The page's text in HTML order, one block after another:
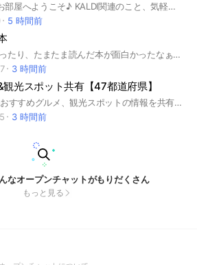
KALDI好きのお部屋へようこそ♪ KALDI関連のこと、気軽に情報交換したり、お話しいたしましょう♬ KALDI商品の最新情報や限定イベント、商品の投稿、商品を使ったお料理、アレンジレシピなど、写真も多く掲載していっております。 KALDI情報がよく分かりますよ。 入室時には、オリジナル画像でのアイコン設定・お部屋のルールの一読をお願いしております。 #KALDI #カルディ #KALDI商品情報 #KALDI最新情報 #KALDI商品でのお料理投稿 #KALDI商品でのアレンジレシピ #KALDIの情報が良くわかる #KALDI好き #KALDIフリーク #気軽なトーク
5 時間前
読書が趣味だったり、たまたま読んだ本が面白かったなぁ。 誰かに知ってもらいたいなぁ。 この本について語りたいなぁという方大募集です！ 出入り自由です、お気軽にご参加ください。最初に大事なノートからルールの把握をお願いします！
3 時間前
光スポット共有【47都道府県】
47都道府県のおすすめグルメ、観光スポットの情報を共有し合うする場です。 旅行や暮らしが楽しくなる「グルメ・観光」情報をシェアし合いましょう！ #北海道 #青森 #秋田 #宮城 #岩手 #山形 #福島 #栃木 #群馬 #茨城 #埼玉 #千葉 #東京 #神奈川 #山梨 #長野 #新潟 #石川 #福井 #滋賀 #岐阜 #静岡 #愛知 #三重 #奈良 #和歌山 #京都 #大阪 #兵庫 #鳥取 #島根 #広島 #岡山 #山口 #香川 #徳島 #高知 #福岡 #佐賀 #長崎 #熊本 #大分 #宮崎 #鹿児島 #沖縄 #日本 #旅行 #観光 #グルメ
3 時間前
なオープンチャットがもりだくさん
もっと見る